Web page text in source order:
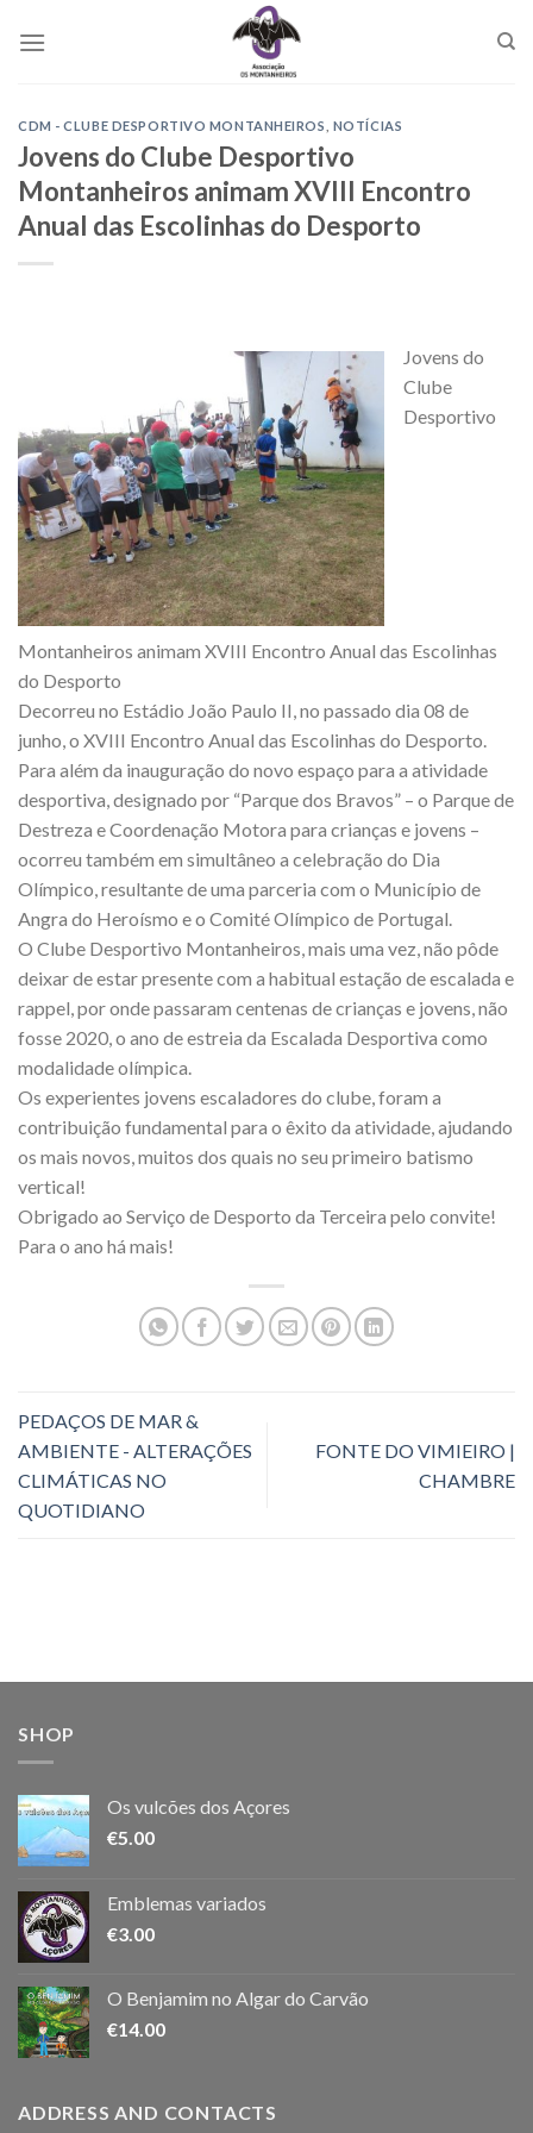
CDM - CLUBE DESPORTIVO MONTANHEIROS NOTÍCIAS
Jovens do Clube Desportivo
Montanheiros animam XVIII Encontro
Anual das Escolinhas do Desporto
Jovens do
Clube
Desportivo
Montanheiros animam XVIII Encontro Anual das Escolinhas
do Desporto
Decorreu no Estádio João Paulo II, no passado dia 08 de
junho, o XVIII Encontro Anual das Escolinhas do Desporto.
Para além da inauguração do novo espaço para a atividade
desportiva, designado por “Parque dos Bravos” – o Parque de
Destreza e Coordenação Motora para crianças e jovens –
ocorreu também em simultâneo a celebração do Dia
Olímpico, resultante de uma parceria com o Município de
Angra do Heroísmo e o Comité Olímpico de Portugal.
O Clube Desportivo Montanheiros, mais uma vez, não pôde
deixar de estar presente com a habitual estação de escalada e
rappel, por onde passaram centenas de crianças e jovens, não
fosse 2020, o ano de estreia da Escalada Desportiva como
modalidade olímpica.
Os experientes jovens escaladores do clube, foram a
contribuição fundamental para o êxito da atividade, ajudando
os mais novos, muitos dos quais no seu primeiro batismo
vertical!
Obrigado ao Serviço de Desporto da Terceira pelo convite!
Para o ano há mais!
PEDAÇOS DE MAR &
AMBIENTE - ALTERAÇÕES
CLIMÁTICAS NO
QUOTIDIANO
FONTE DO VIMIEIRO |
CHAMBRE
SHOP
Os vulcões dos Açores
€5.00
Emblemas variados
€3.00
O Benjamim no Algar do Carvão
€14.00
ADDRESS AND CONTACTS